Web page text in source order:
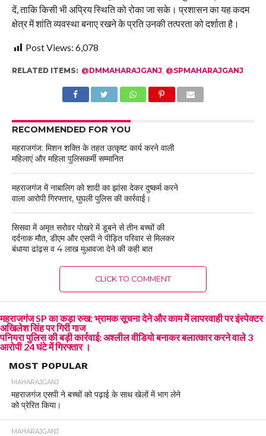
दें, ताकि किसी भी अप्रिय स्थिति को रोका जा सके। प्रशासन का यह कदम
क्षेत्र में शांति व्यवस्था बनाए रखने के प्रति उनकी तत्परता को दर्शाता है।
Post Views: 6,078
RELATED ITEMS: @DMMAHARAJGANJ @SPMAHARAJGANJ
RECOMMENDED FOR YOU
महराजगंज: मिशन शक्ति के तहत उत्कृष्ट कार्य करने वाली
महिलाएं और महिला पुलिसकर्मी सम्मानित
महराजगंज में नाबालिग को शादी का झांसा देकर दुष्कर्म करने
वाला आरोपी गिरफ्तार, घुघली पुलिस की कार्रवाई।
सिसवा में अमृत सरोवर पोखरे में डूबने से तीन बच्चों की
दर्दनाक मौत, डीएम और एसपी ने पीड़ित परिवार से मिलकर
बंधाया ढांढ़स व 4 लाख मुआवजा देने की कही बात
CLICK TO COMMENT
महराजगंज SP का कड़ा रुख: भ्रामक सूचना देने और काम में लापरवाही पर इंस्पेक्टर
अखिलेश सिंह पर गिरी गाज
पनियरा पुलिस की बड़ी कार्रवाई: अश्लील वीडियो बनाकर बलात्कार करने वाले 3
आरोपी 24 घंटे में गिरफ्तार ।
MOST POPULAR
MAHARAJGANJ
महराजगंज एसपी ने बच्चों को पढ़ाई के साथ खेलों में भाग लेने
को प्रेरित किया।
MAHARAJGANJ